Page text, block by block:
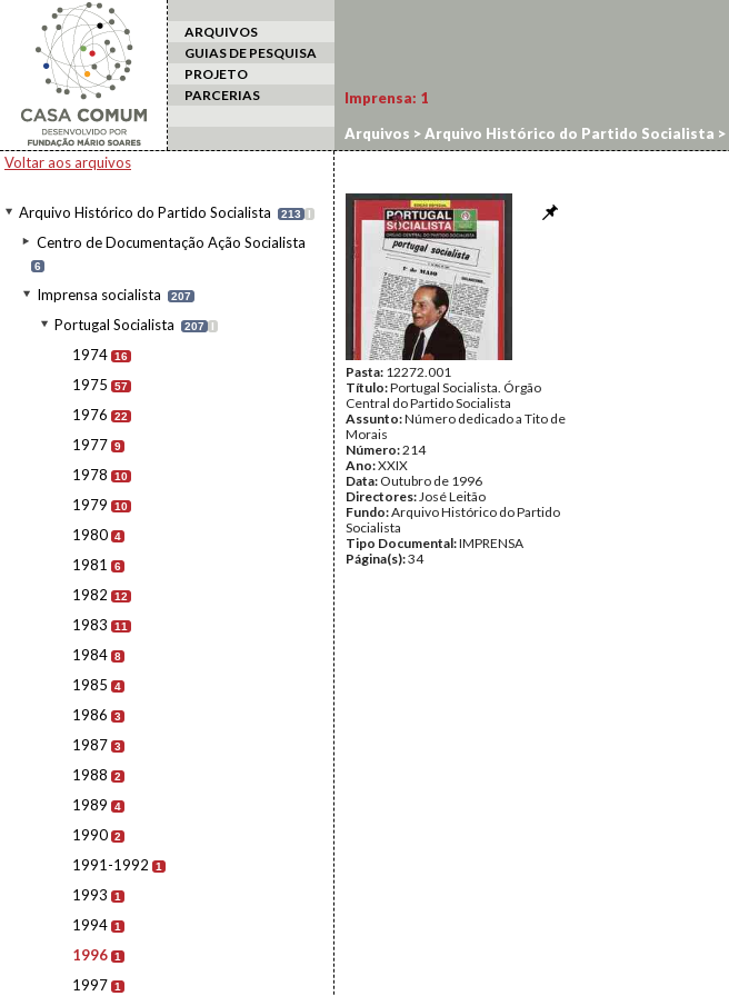
ARQUIVOS
GUIAS DE PESQUISA
PROJETO
PARCERIAS
Voltar aos arquivos
Arquivo Histórico do Partido Socialista 213 I
Centro de Documentação Ação Socialista
6
Imprensa socialista 207
Portugal Socialista 207 I
1974 16
1975 57
1976 22
1977 9
1978 10
1979 10
1980 4
1981 6
1982 12
1983 11
1984 8
1985 4
1986 3
1987 3
1988 2
1989 4
1990 2
1991-1992 1
1993 1
1994 1
1996 1
1997 1
Imprensa: 1
Arquivos >Arquivo Histórico do Partido Socialista >
Pasta: 12272.001
Título:Portugal Socialista. Órgão
Central do Partido Socialista
Assunto:Número dedicado a Tito de
Morais
Número:214
Ano:XXIX
Data: Outubro de 1996
Directores:José Leitão
Fundo:Arquivo Histórico do Partido
Socialista
Tipo Documental:IMPRENSA
Página(s):34